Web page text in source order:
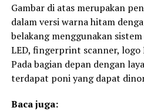
Gambar di atas merupakan
dalam versi warna hitam
belakang menggunakan
LED, fingerprint scanner, logo
Pada bagian depan dengan
terdapat poni yang dapat
Baca juga: